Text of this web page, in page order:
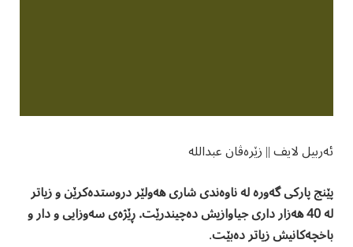
ئەربیل لایف || زێرەڤان عبداللە
پێنج پارکی گەورە لە ناوەندی شاری هەولێر دروستدەکرێن و زیاتر
لە 40 هەزار داری جیاوازیش دەچیندرێت. ڕێژەی سەوزایی و دار و
باخچەکانیش زیاتر دەبێت.